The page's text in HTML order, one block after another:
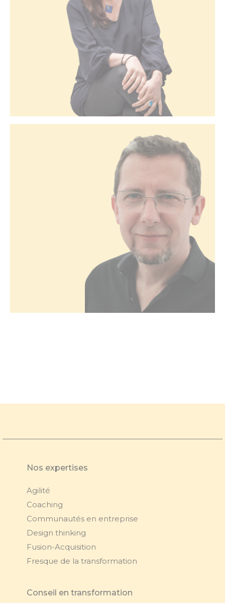
Nos expertises
Agilité
Coaching
Communautés en entreprise
Design thinking
Fusion-Acquisition
Fresque de la transformation
Conseil en transformation